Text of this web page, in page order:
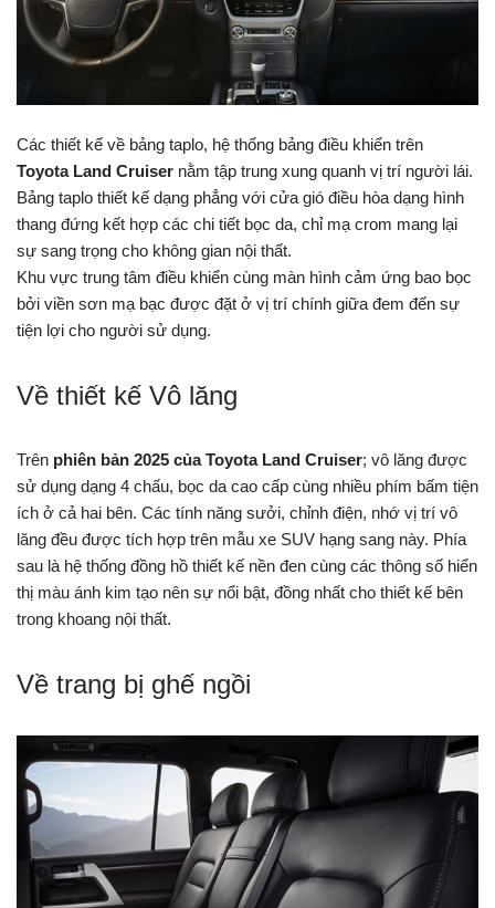
Các thiết kế về bảng taplo, hệ thống bảng điều khiển trên
Toyota Land Cruiser nằm tập trung xung quanh vị trí người lái.
Bảng taplo thiết kế dạng phẳng với cửa gió điều hòa dạng hình
thang đứng kết hợp các chi tiết bọc da, chỉ mạ crom mang lại
sự sang trọng cho không gian nội thất.
Khu vực trung tâm điều khiển cùng màn hình cảm ứng bao bọc
bởi viền sơn mạ bạc được đặt ở vị trí chính giữa đem đến sự
tiện lợi cho người sử dụng.
Về thiết kế Vô lăng
Trên phiên bản 2025 của Toyota Land Cruiser; vô lăng được
sử dụng dạng 4 chấu, bọc da cao cấp cùng nhiều phím bấm tiện
ích ở cả hai bên. Các tính năng sưởi, chỉnh điện, nhớ vị trí vô
lăng đều được tích hợp trên mẫu xe SUV hạng sang này. Phía
sau là hệ thống đồng hồ thiết kế nền đen cùng các thông số hiển
thị màu ánh kim tạo nên sự nổi bật, đồng nhất cho thiết kế bên
trong khoang nội thất.
Về trang bị ghế ngồi